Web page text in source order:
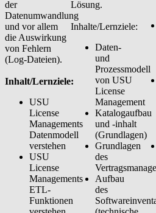
der
Datenumwandlung
und vor allem
die Auswirkung
von Fehlern
(Log-Dateien).
Inhalt/Lernziele:
USU
License
Managements
Datenmodell
verstehen
USU
License
Managements
ETL-
Funktionen
Lösung.
Inhalte/Lernziele:
Daten-
und
Prozessmodell
von USU
License
Management
Katalogaufbau
und -inhalt
(Grundlagen)
Grundlagen
des
Aufbau
des